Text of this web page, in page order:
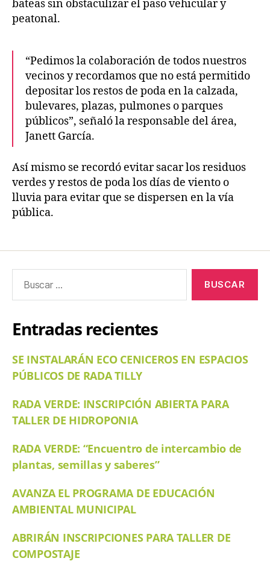
bateas sin obstaculizar el paso vehicular y
peatonal.
“Pedimos la colaboración de todos nuestros
vecinos y recordamos que no está permitido
depositar los restos de poda en la calzada,
bulevares, plazas, pulmones o parques
públicos”, señaló la responsable del área,
Janett García.
Así mismo se recordó evitar sacar los residuos
verdes y restos de poda los días de viento o
lluvia para evitar que se dispersen en la vía
pública.
Entradas recientes
SE INSTALARÁN ECO CENICEROS EN ESPACIOS
PÚBLICOS DE RADA TILLY
RADA VERDE: INSCRIPCIÓN ABIERTA PARA
TALLER DE HIDROPONIA
RADA VERDE: “Encuentro de intercambio de
plantas, semillas y saberes”
AVANZA EL PROGRAMA DE EDUCACIÓN
AMBIENTAL MUNICIPAL
ABRIRÁN INSCRIPCIONES PARA TALLER DE
COMPOSTAJE